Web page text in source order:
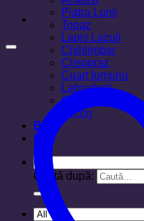
Piatra Lunii
Topaz
Lapis Lazuli
Chihlimbar
Crisopraz
Cuart fumuriu
Labradorit
Ochi de tigru
Zircon
Blog
Cos
Caută după: